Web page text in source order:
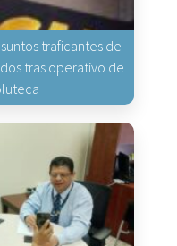
traficantes de
tras operativo de